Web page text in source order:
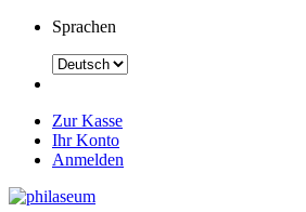
Sprachen
Zur Kasse
Ihr Konto
Anmelden